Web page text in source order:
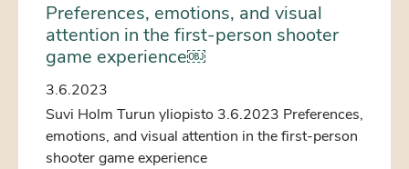
Preferences, emotions, and visual
attention in the first-person shooter
game experience￼
3.6.2023
Suvi Holm Turun yliopisto 3.6.2023 Preferences,
emotions, and visual attention in the first-person
shooter game experience